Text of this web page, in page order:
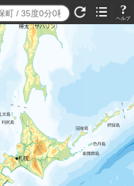
?
ヘルプ